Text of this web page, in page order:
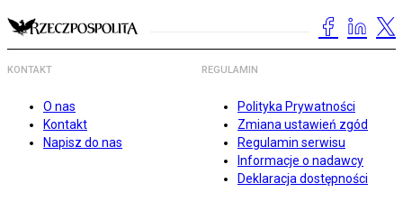
KONTAKT
O nas
Kontakt
Napisz do nas
REGULAMIN
Polityka Prywatności
Zmiana ustawień zgód
Regulamin serwisu
Informacje o nadawcy
Deklaracja dostępności